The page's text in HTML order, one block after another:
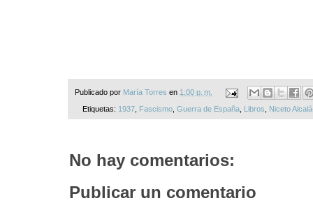
Publicado por María Torres en 1:00 p. m.
Etiquetas: 1937, Fascismo, Guerra de España, Libros Niceto
No hay comentarios:
Publicar un comentario